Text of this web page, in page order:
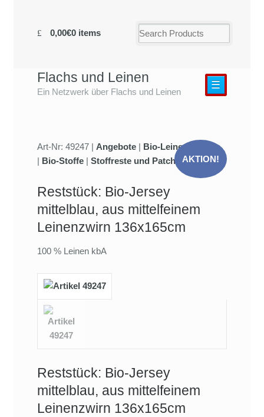
0,00€0 items
Flachs und Leinen
Ein Netzwerk über Flachs und Leinen
☰
AKTION!
Art-Nr: 49247 | Angebote | Bio-Leinenjersey
| Bio-Stoffe |Stoffreste und Patchwork
Reststück: Bio-Jersey
mittelblau, aus mittelfeinem
Leinenzwirn 136x165cm
100 % Leinen kbA
Reststück: Bio-Jersey
mittelblau, aus mittelfeinem
Leinenzwirn 136x165cm